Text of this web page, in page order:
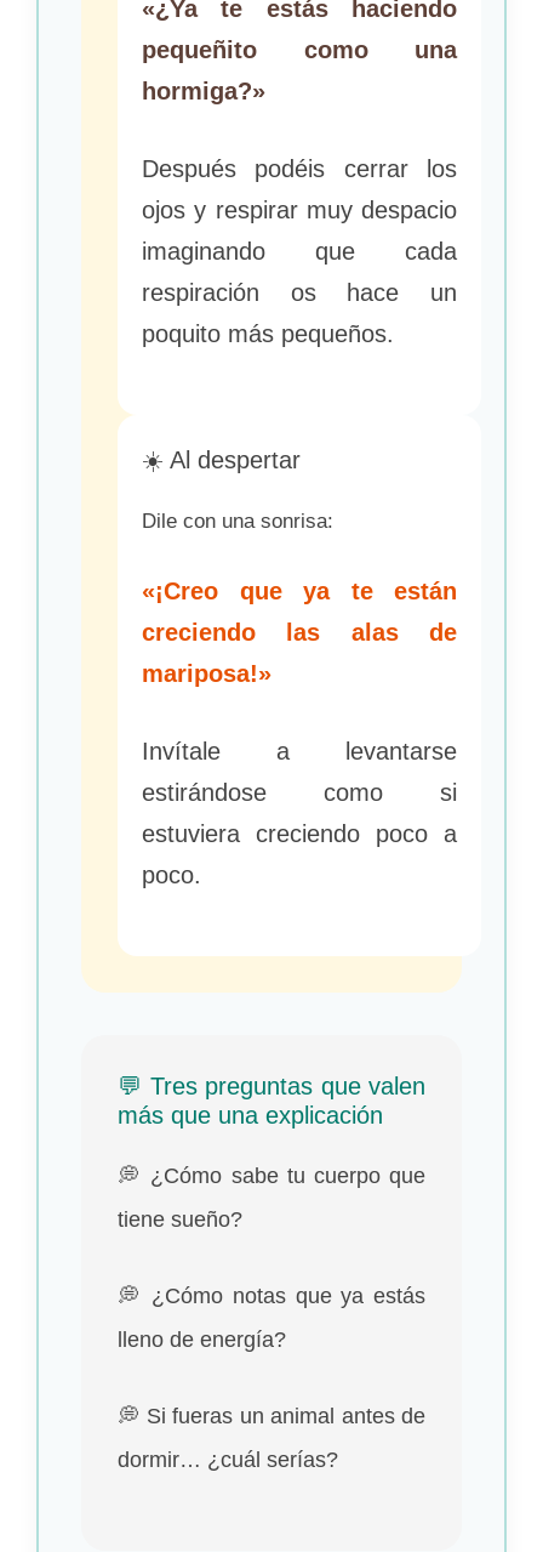
«¿Ya te estás haciendo
pequeñito como una
hormiga?»
Después podéis cerrar los
ojos y respirar muy despacio
imaginando que cada
respiración os hace un
poquito más pequeños.
☀️ Al despertar
Dile con una sonrisa:
«¡Creo que ya te están
creciendo las alas de
mariposa!»
Invítale a levantarse
estirándose como si
estuviera creciendo poco a
poco.
💬 Tres preguntas que valen
más que una explicación
💭 ¿Cómo sabe tu cuerpo que
tiene sueño?
💭 ¿Cómo notas que ya estás
lleno de energía?
💭 Si fueras un animal antes de
dormir… ¿cuál serías?